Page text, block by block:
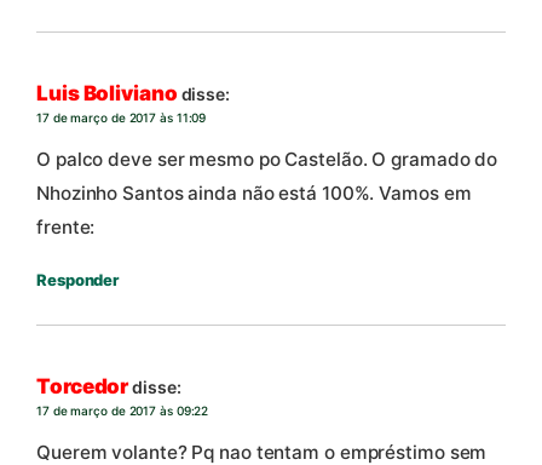
Luis Boliviano disse:
17 de março de 2017 às 11:09
O palco deve ser mesmo po Castelão. O gramado do
Nhozinho Santos ainda não está 100%. Vamos em
frente:
Responder
Torcedordisse:
17 de março de 2017 às 09:22
Querem volante? Pq nao tentam o empréstimo sem